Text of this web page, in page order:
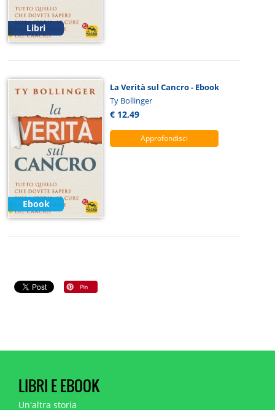
Libri
Ebook
La Verità sul Cancro - Ebook
Ty Bollinger
€ 12,49
Approfondisci
LIBRI E EBOOK
Un'altra storia